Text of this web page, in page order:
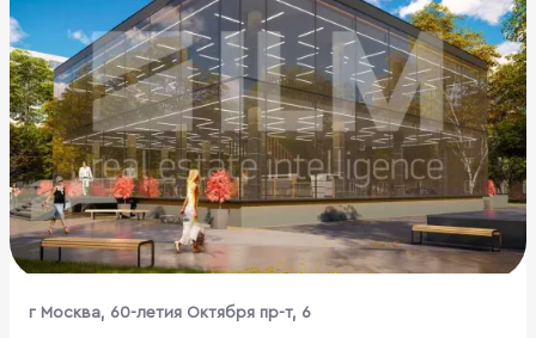
г Москва, 60-летия Октября пр-т, 6